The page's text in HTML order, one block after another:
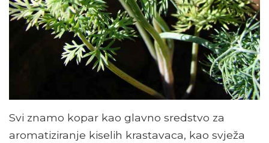
Svi znamo kopar kao glavno sredstvo za
aromatiziranje kiselih krastavaca, kao svježa